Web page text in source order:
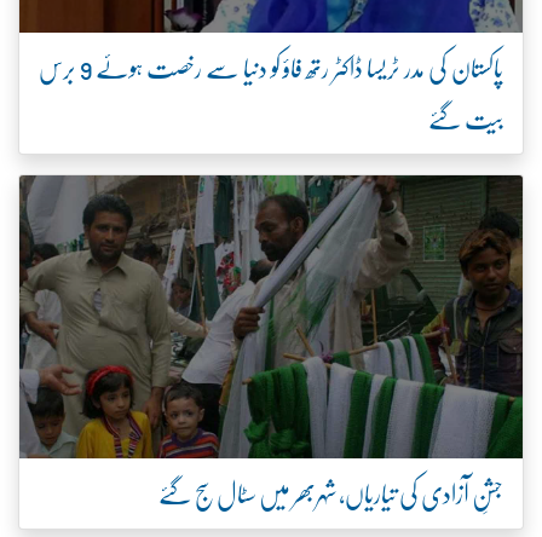
پاکستان کی مدر ٹریسا ڈاکٹر رتھ فاؤ کو دنیا سے رخصت ہوئے 9 برس
بیت گئے
جشنِ آزادی کی تیاریاں، شہربھر میں سٹال سج گئے